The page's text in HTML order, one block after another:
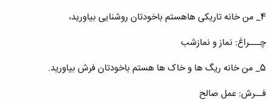
4_ من خانه تاریکی هاهستم باخودتان روشنایی بیاورید،
چـــراغ: نماز و نمازشب
5_ من خانه ریگ ها و خاک ها هستم باخودتان فرش بیاورید.
فــرش: عمل صالح